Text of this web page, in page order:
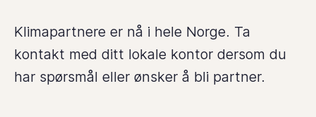
Klimapartnere er nå i hele Norge. Ta
kontakt med ditt lokale kontor dersom du
har spørsmål eller ønsker å bli partner.